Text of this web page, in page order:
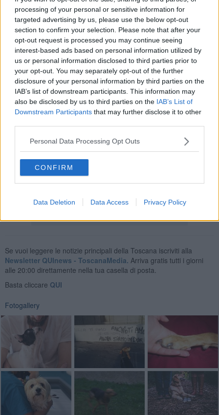
processing of your personal or sensitive information for
targeted advertising by us, please use the below opt-out
section to confirm your selection. Please note that after your
opt-out request is processed you may continue seeing
interest-based ads based on personal information utilized by
us or personal information disclosed to third parties prior to
your opt-out. You may separately opt-out of the further
disclosure of your personal information by third parties on the
IAB’s list of downstream participants. This information may
also be disclosed by us to third parties on the IAB’s List of
Downstream Participants that may further disclose it to other
Personal Data Processing Opt Outs
CONFIRM
Data Deletion Data Access Privacy Policy
ripagherà scodinzolandoci ogni volta che sulla sua pelliccia
poseremo uno sguardo o una carezza. Noi gli assicureremo
socialitàsia in famiglia che fuori, lo faremo giocare-annusare-
interagire coi suoi simili; e lui ci farà ridere quando – rotolatosi nelle
peggio cose e stremato dopo sessioni di lotta all’ultimo rimbalzo
con palline e bastoncini – si girerà con quella faccia da tontolone
con l’occhio iniettato di gioiosa eccitazione e lingua penzoloni
d’ordinanza, possibilmente bavosa.
Se noi non faremo la nostra parte, lui – il cane – farà ugualmente la
sua. Per lui, noi siamo il suosupereroequalunque cosa facciamo.
Se lo infiocchetteremo e imbelletteremo ma poi lo priveremo dei
stuferemo fino a abbandonarlo perché come noi cresce, invecchia,
si ammala; beh se faremo così lui sopporterà ugualmente. Ma non
saràfelice. Non sarà libero di essere cane. E saremo stati noi a
.
Monica Nocciolini
Se vuoi leggere le notizie principali della Toscana iscriviti alla
Newsletter QUInews - ToscanaMedia. Arriva gratis tutti i giorni
alle 20:00 direttamente nella tua casella di posta.
Basta cliccare QUI
Fotogallery